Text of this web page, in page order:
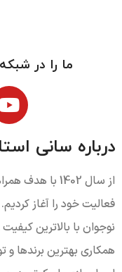
ما را در
درباره سانی
از سال 1402
فعالیت خود را آغاز
نوجوان با بالاترین
همکاری بهترین برندها و